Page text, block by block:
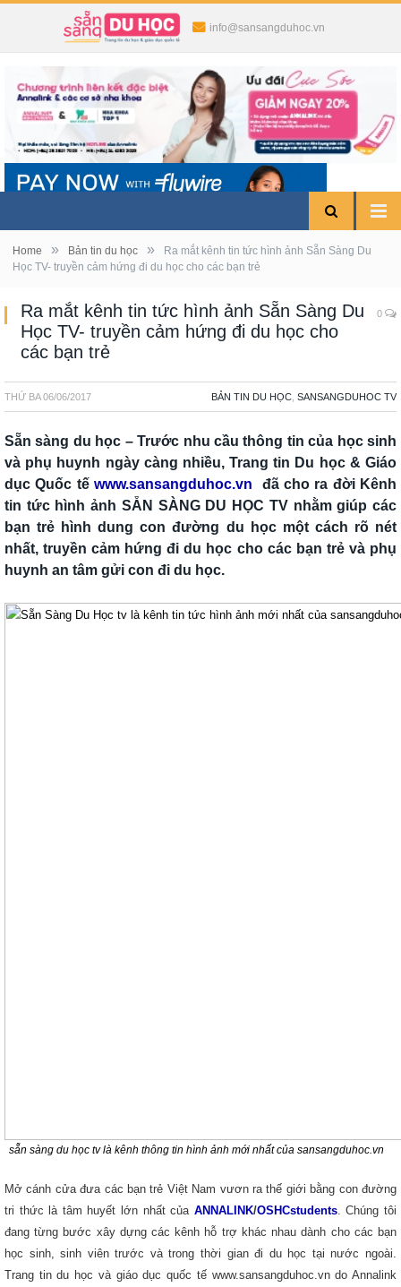
info@sansangduhoc.vn
Home » Bản tin du học »
Ra mắt kênh tin tức hình ảnh Sẵn Sàng Du
Học TV- truyền cảm hứng đi du học cho các bạn trẻ
Ra mắt kênh tin tức hình ảnh Sẵn Sàng Du
Học TV- truyền cảm hứng đi du học cho
các bạn trẻ
0
THỨ BA06/06/2017 BẢN TIN DU HỌC SANSANGDUHOC TV
Sẵn sàng du học – Trước nhu cầu thông tin của học sinh
và phụ huynh ngày càng nhiều, Trang tin Du học & Giáo
dục Quốc tế www.sansangduhoc.vn đã cho ra đời Kênh
tin tức hình ảnh SẴN SÀNG DU HỌC TV nhằm giúp các
bạn trẻ hình dung con đường du học một cách rõ nét
nhất, truyền cảm hứng đi du học cho các bạn trẻ và phụ
huynh an tâm gửi con đi du học.
sẵn sàng du học tv là kênh thông tin hình ảnh mới nhất của sansangduhoc.vn
Mở cánh cửa đưa các bạn trẻ Việt Nam vươn ra thế giới bằng con đường
tri thức là tâm huyết lớn nhất của ANNALINK/OSHCstudents. Chúng tôi
đang từng bước xây dựng các kênh hỗ trợ khác nhau dành cho các bạn
học sinh, sinh viên trước và trong thời gian đi du học tại nước ngoài.
Trang tin du học và giáo dục quốc tế www.sansangduhoc.vn do Annalink